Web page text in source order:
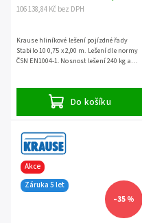
106 138,84 Kč bez DPH
Do košíku
Krause hliníkové lešení pojízdné řady
Stabilo 10 0,75 x 2,00 m. Lešení dle normy
ČSN EN1004-1. Nosnost lešení 240 kg a
Akce
Záruka 5 let
–35 %